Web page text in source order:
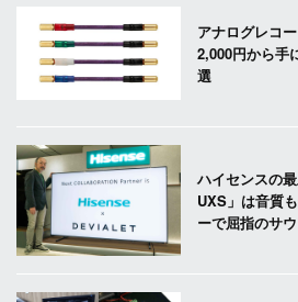
アナログレコ
2,000円から手
選
ハイセンスの
UXS」は音質
ーで屈指のサ